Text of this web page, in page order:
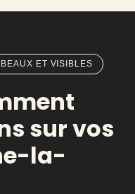
ET VISIBLES
sur vos
la-